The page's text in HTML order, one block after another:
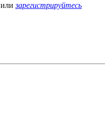
илизарегистрируйтесь